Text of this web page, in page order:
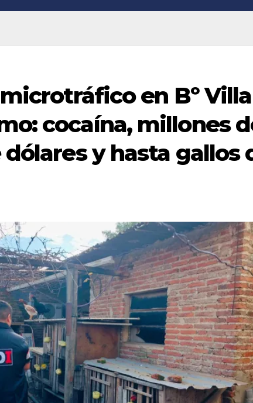
en Bº Villa
cocaína, millones
y hasta gallos